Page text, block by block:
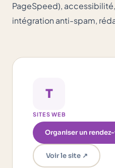
PageSpeed),
intégration anti-spam,
T
SITES WEB
Organiser un
Voir le site ↗︎